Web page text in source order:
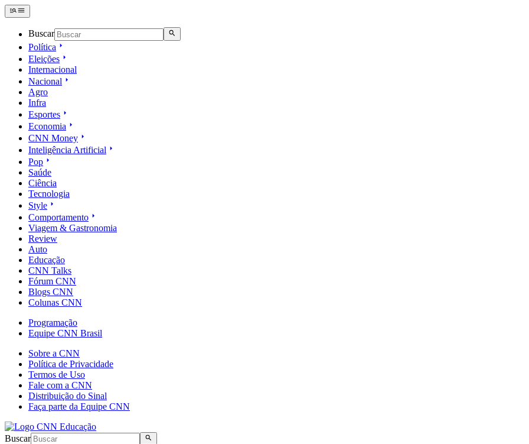
Buscar
Política
Eleições
Internacional
Nacional
Agro
Infra
Esportes
Economia
CNN Money
Inteligência Artificial
Pop
Saúde
Ciência
Tecnologia
Style
Comportamento
Viagem & Gastronomia
Review
Auto
Educação
CNN Talks
Fórum CNN
Blogs CNN
Colunas CNN
Programação
Equipe CNN Brasil
Sobre a CNN
Política de Privacidade
Termos de Uso
Fale com a CNN
Distribuição do Sinal
Faça parte da Equipe CNN
Buscar